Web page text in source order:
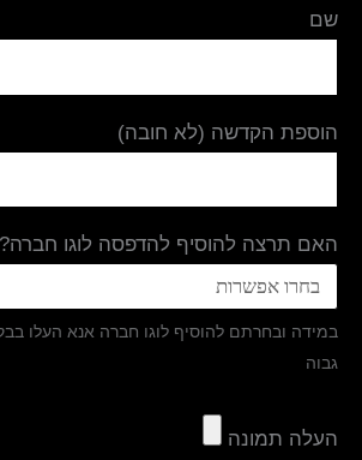
שם
הוספת הקדשה (לא חובה)
האם תרצה להוסיף להדפסה לוגו חברה?
במידה ובחרתם להוסיף לוגו חברה אנא העלו
גבוה
העלה תמונה